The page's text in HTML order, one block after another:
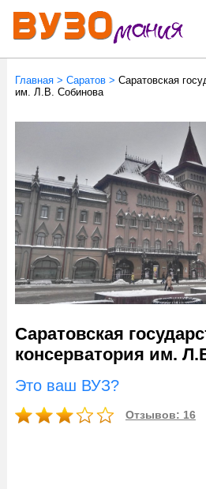
Главная> Саратов> Саратовская
им. Л.В. Собинова
Саратовская
консерватория им.
Это ваш ВУЗ?
Отзывов: 16